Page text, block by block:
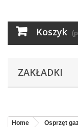
Koszyk
ZAKŁADKI
Home
Osprzęt